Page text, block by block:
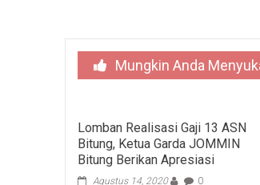
Mungkin Anda
Lomban Realisasi Gaji 13 ASN
Bitung, Ketua Garda JOMMIN
Bitung Berikan Apresiasi
Agustus 14, 2020 0